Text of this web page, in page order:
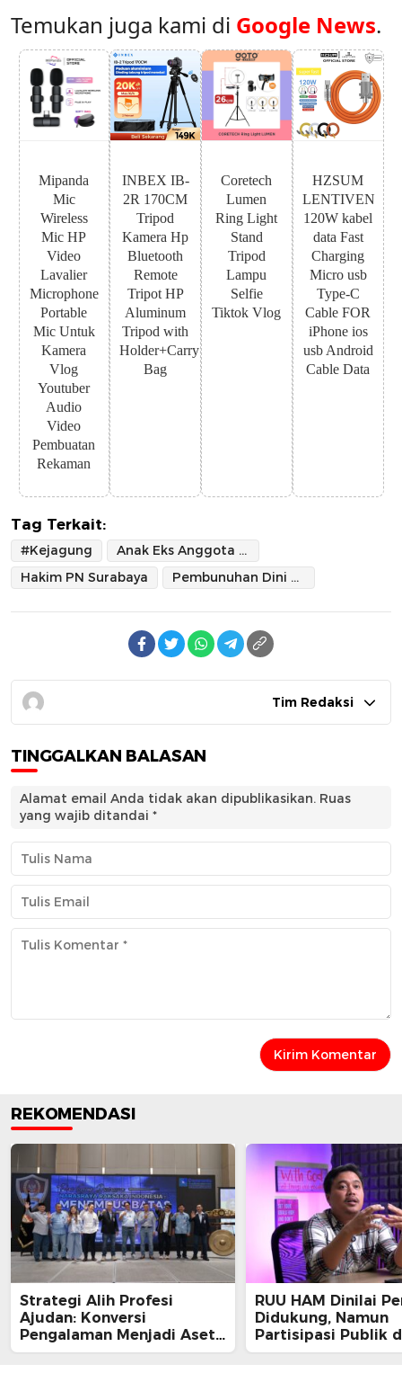
Temukan juga kami di Google News.
Mipanda
Mic
Wireless
Mic HP
Video
Lavalier
Microphone
Portable
Mic Untuk
Kamera
Vlog
Youtuber
Audio
Video
Pembuatan
Rekaman
INBEX IB-
2R 170CM
Tripod
Kamera Hp
Bluetooth
Remote
Tripot HP
Aluminum
Tripod with
Holder+Carry
Bag
Coretech
Lumen
Ring Light
Stand
Tripod
Lampu
Selfie
Tiktok Vlog
HZSUM
LENTIVEN
120W kabel
data Fast
Charging
Micro usb
Type-C
Cable FOR
iPhone ios
usb Android
Cable Data
Tag Terkait:
#Kejagung
Anak Eks Anggota DPR Edward Tannur
Hakim PN Surabaya
Pembunuhan Dini Sera Afriyanti
Tim Redaksi
TINGGALKAN BALASAN
Alamat email Anda tidak akan dipublikasikan. Ruas
yang wajib ditandai *
REKOMENDASI
Strategi Alih Profesi
Ajudan: Konversi
Pengalaman Menjadi Aset
dan Legacy
RUU HAM Dinilai
Didukung, Namun
Partisipasi Publik
Perbaikan